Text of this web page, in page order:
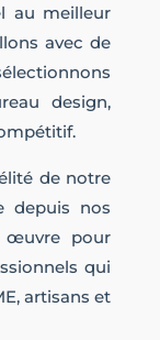
au meilleur
avec de
design,
de notre
depuis nos
œuvre pour
qui
artisans et